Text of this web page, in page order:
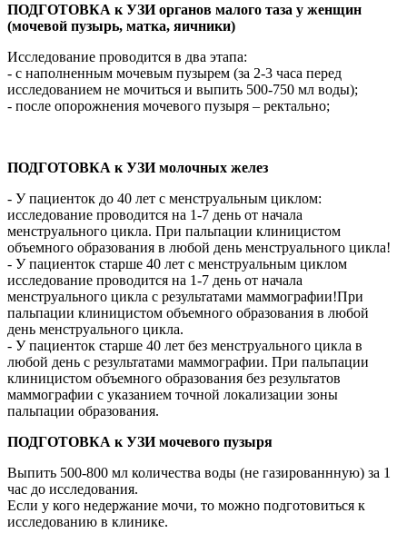
ПОДГОТОВКА к УЗИ органов малого таза у женщин
(мочевой пузырь, матка, яичники)
Исследование проводится в два этапа:
- с наполненным мочевым пузырем (за 2-3 часа перед
исследованием не мочиться и выпить 500-750 мл воды);
- после опорожнения мочевого пузыря – ректально;
ПОДГОТОВКА к УЗИ молочных желез
- У пациенток до 40 лет с менструальным циклом:
исследование проводится на 1-7 день от начала
менструального цикла. При пальпации клиницистом
объемного образования в любой день менструального цикла!
- У пациенток старше 40 лет с менструальным циклом
исследование проводится на 1-7 день от начала
менструального цикла с результатами маммографии!При
пальпации клиницистом объемного образования в любой
день менструального цикла.
- У пациенток старше 40 лет без менструального цикла в
любой день с результатами маммографии. При пальпации
клиницистом объемного образования без результатов
маммографии с указанием точной локализации зоны
пальпации образования.
ПОДГОТОВКА к УЗИ мочевого пузыря
Выпить 500-800 мл количества воды (не газированнную) за 1
час до исследования.
Если у кого недержание мочи, то можно подготовиться к
исследованию в клинике.